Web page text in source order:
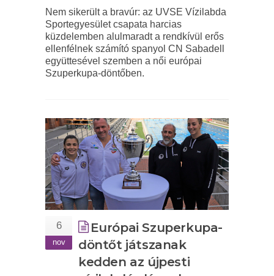
Nem sikerült a bravúr: az UVSE Vízilabda
Sportegyesület csapata harcias
küzdelemben alulmaradt a rendkívül erős
ellenfélnek számító spanyol CN Sabadell
együttesével szemben a női európai
Szuperkupa-döntőben.
6
nov
Európai Szuperkupa-
döntőt játszanak
kedden az újpesti